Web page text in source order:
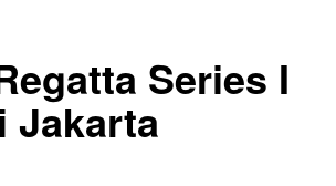
Series I
Jakarta